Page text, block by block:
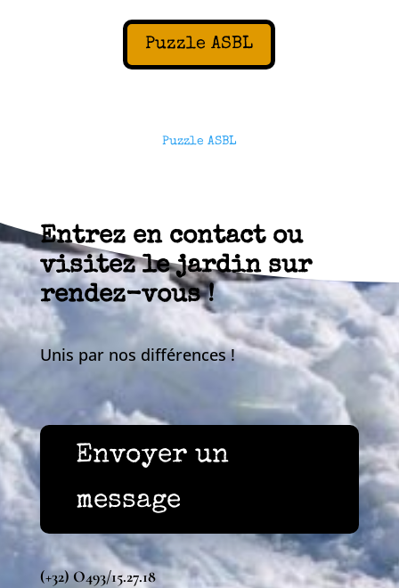
Puzzle ASBL
Puzzle ASBL
Entrez en contact ou
visitez le jardin sur
rendez-vous !
Unis par nos différences !
Envoyer un
message
(+32) O493/15.27.18